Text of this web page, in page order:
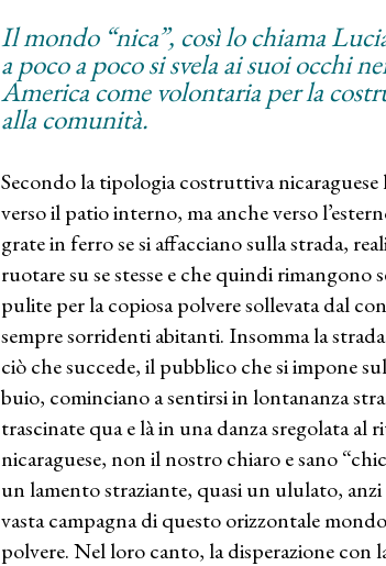
Il mondo “nica”, così lo chiama
a poco a poco si svela ai suoi occhi
America come volontaria per la
alla comunità.
Secondo la tipologia costruttiva
verso il patio interno, ma anche verso
grate in ferro se si affacciano sulla strada,
ruotare su se stesse e che quindi
pulite per la copiosa polvere sollevata dal
sempre sorridenti abitanti. Insomma la
ciò che succede, il pubblico che si impone
buio, cominciano a sentirsi in lontananza
trascinate qua e là in una danza sregolata
nicaraguese, non il nostro chiaro e sano
un lamento straziante, quasi un ululato,
vasta campagna di questo orizzontale
polvere. Nel loro canto, la disperazione con